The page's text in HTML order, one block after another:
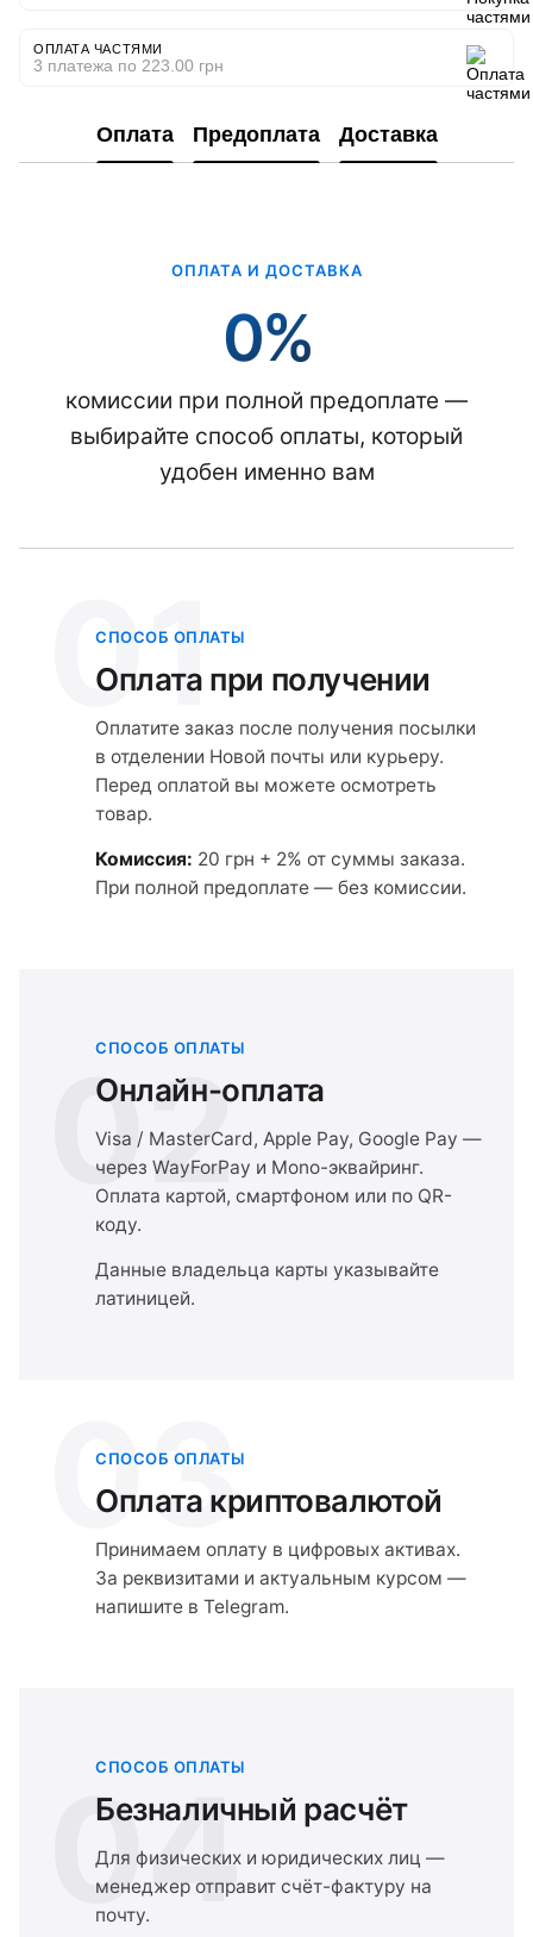
ОПЛАТА ЧАСТЯМИ
3 платежа по 223.00 грн
Оплата Предоплата Доставка
ОПЛАТА И ДОСТАВКА
0%
комиссии при полной предоплате —
выбирайте способ оплаты, который
удобен именно вам
01
СПОСОБ ОПЛАТЫ
Оплата при получении
Оплатите заказ после получения посылки
в отделении Новой почты или курьеру.
Перед оплатой вы можете осмотреть
товар.
Комиссия: 20 грн + 2% от суммы заказа.
При полной предоплате — без комиссии.
02
СПОСОБ ОПЛАТЫ
Онлайн-оплата
Visa / MasterCard, Apple Pay, Google Pay —
через WayForPay и Mono-эквайринг.
Оплата картой, смартфоном или по QR-
коду.
Данные владельца карты указывайте
латиницей.
03
СПОСОБ ОПЛАТЫ
Оплата криптовалютой
Принимаем оплату в цифровых активах.
За реквизитами и актуальным курсом —
напишите в Telegram.
04
СПОСОБ ОПЛАТЫ
Безналичный расчёт
Для физических и юридических лиц —
менеджер отправит счёт-фактуру на
почту.